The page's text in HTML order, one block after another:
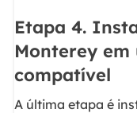
Etapa 4.
Monterey em
compatível
A última etapa é